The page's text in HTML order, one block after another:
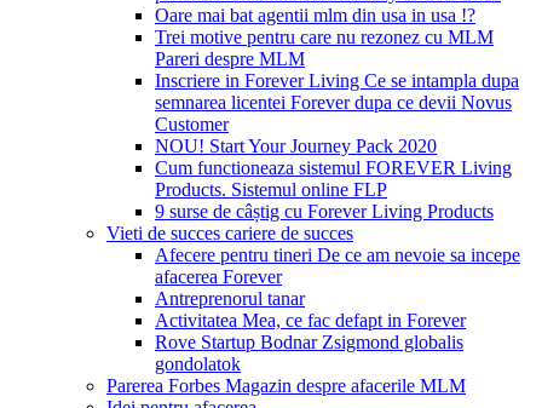
Oare mai bat agentii mlm din usa in usa !?
Trei motive pentru care nu rezonez cu MLM
Pareri despre MLM
Inscriere in Forever Living Ce se intampla dupa
semnarea licentei Forever dupa ce devii Novus
Customer
NOU! Start Your Journey Pack 2020
Cum functioneaza sistemul FOREVER Living
Products. Sistemul online FLP
9 surse de câștig cu Forever Living Products
Vieti de succes cariere de succes
Afecere pentru tineri De ce am nevoie sa incepe
afacerea Forever
Antreprenorul tanar
Activitatea Mea, ce fac defapt in Forever
Rove Startup Bodnar Zsigmond globalis
gondolatok
Parerea Forbes Magazin despre afacerile MLM